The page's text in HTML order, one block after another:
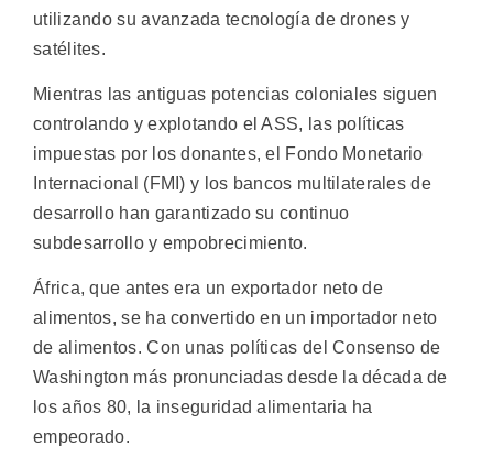
utilizando su avanzada tecnología de drones y
satélites.
Mientras las antiguas potencias coloniales siguen
controlando y explotando el ASS, las políticas
impuestas por los donantes, el Fondo Monetario
Internacional (FMI) y los bancos multilaterales de
desarrollo han garantizado su continuo
subdesarrollo y empobrecimiento.
África, que antes era un exportador neto de
alimentos, se ha convertido en un importador neto
de alimentos. Con unas políticas del Consenso de
Washington más pronunciadas desde la década de
los años 80, la inseguridad alimentaria ha
empeorado.